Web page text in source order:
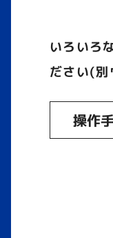
いろいろ
ださい(別
操作